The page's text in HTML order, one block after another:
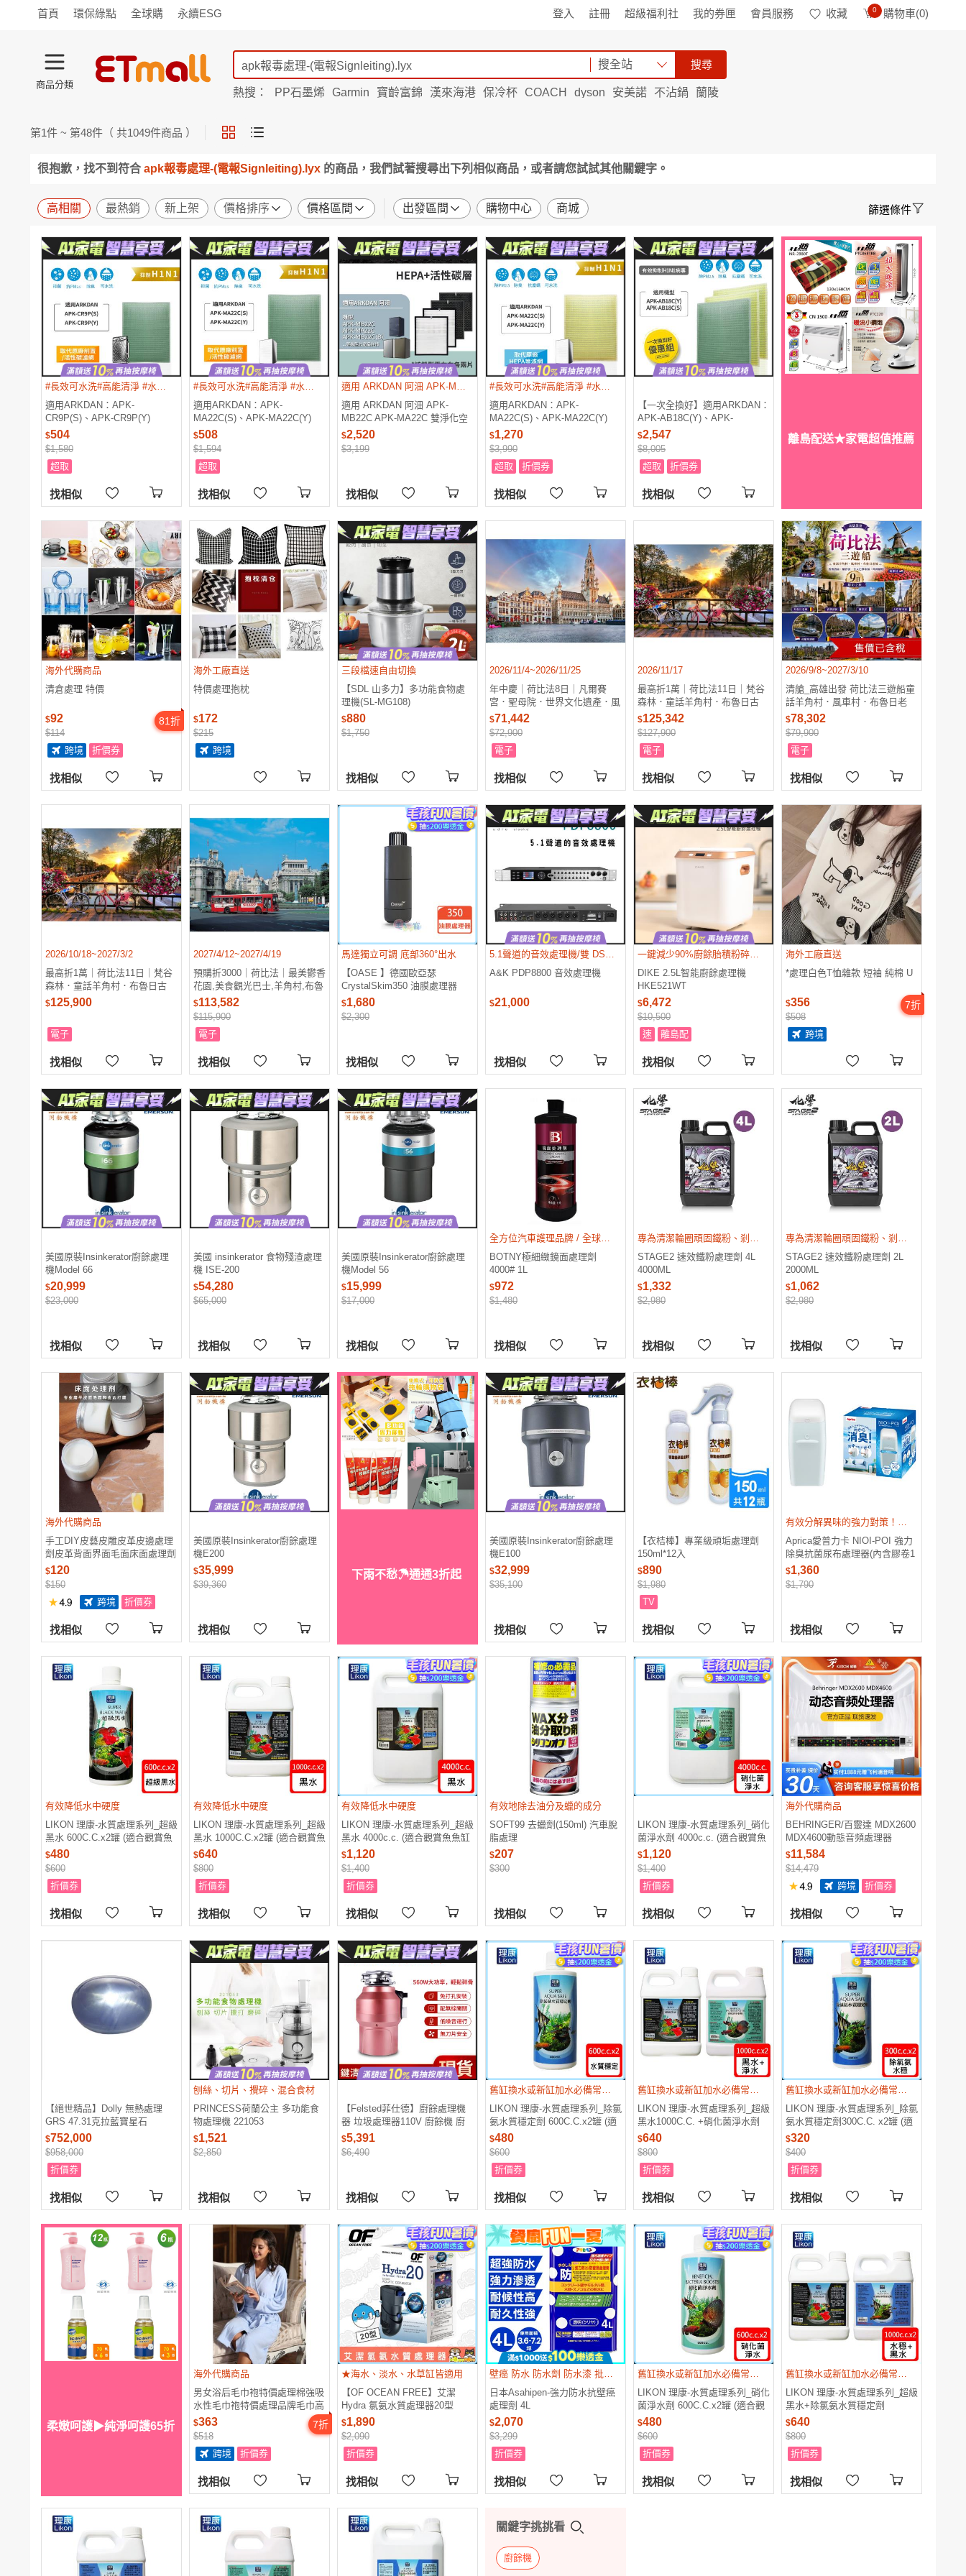
首頁 環保綠點 全球購 永續ESG 登入 註冊 超級福利社 我的券匣 會員服務 收藏 0 購物車(0)
商品分類
旅遊
寵物 男女鞋 襪
包配
日用
紙品 清潔
口腔
服飾
內衣 精品
珠寶
寢具
家具 收納
宗教
Apple
小米 手機平板
電視
廚房
電腦
週邊 電玩
保養
彩妝 美髮 香氛
搜全站 搜尋
熱搜： PP石墨烯 Garmin 寶齡富錦 漢來海港 保冷杯 COACH dyson 安美諾 不沾鍋 蘭陵
第1件 ~ 第48件（ 共1049件商品 ）
很抱歉，找不到符合 apk報毒處理-(電報Signleiting).lyx 的商品，我們試著搜尋出下列相似商品，或者請您試試其他關鍵字。
高相關 最熱銷 新上架 價格排序 價格區間 出發區間 購物中心 商城 篩選條件
#長效可水洗#高能清淨 #水洗環保 #耐久材
適用ARKDAN：APK-
CR9P(S)、APK-CR9P(Y)
【Original Life沅瑢】長效可水
洗★ 空氣清淨機濾網
$504
$1,580
超取
找相似
#長效可水洗#高能清淨 #水洗環保 #耐久材
適用ARKDAN：APK-
MA22C(S)、APK-MA22C(Y)
【Original Life 沅瑢】長效可水
洗★ 空氣清淨機濾網
$508
$1,594
超取
找相似
適用 ARKDAN 阿沺 APK-MB22C APK-MA22C 空氣清淨機 HEPA活性碳濾網
適用 ARKDAN 阿沺 APK-
MB22C APK-MA22C 雙淨化空
氣清淨機 HEPA+活性碳 濾網
濾芯 濾心
$2,520
$3,199
找相似
#長效可水洗#高能清淨 #水洗環保 #耐久材
適用ARKDAN：APK-
MA22C(S)、APK-MA22C(Y)
【Original Life 沅瑢】長效可水
洗★ 超淨化空氣清淨機濾網
$1,270
$3,990
超取
折價券
找相似
【一次全換好】適用ARKDAN：
APK-AB18C(Y)、APK-
AB18C(S)等長效可水洗★ 超淨
化空氣清淨機濾網
$2,547
$8,005
超取
折價券
找相似
離島配送★家電超值推薦
海外代購商品
清倉處理 特價
$92
$114
81折
跨境 折價券
找相似
海外工廠直送
特價處理抱枕
$172
$215
跨境
三段檔速自由切換
【SDL 山多力】多功能食物處
理機(SL-MG108)
$880
$1,750
找相似
2026/11/4~2026/11/25
年中慶｜荷比法8日｜凡爾賽
宮．聖母院．世界文化遺產．風
車村．運河遊船．時尚購物趣8
日｜高雄來回_26EU08APK2
$71,442
$72,900
電子
找相似
2026/11/17
最高折1萬｜荷比法11日｜梵谷
森林．童話羊角村．布魯日古
城．雙博物館．三遊船．美食觀
光巴士．一晚五星｜高雄來回
_26EU11APK2
$125,342
$127,900
電子
找相似
2026/9/8~2027/3/10
清艙_高雄出發 荷比法三遊船童
話羊角村．風車村．布魯日老
城．香檳酒區．羅浮宮．住大巴
黎市區．時尚購物9日
_26EU09APK1
$78,302
$79,900
電子
找相似
2026/10/18~2027/3/2
最高折1萬｜荷比法11日｜梵谷
森林．童話羊角村．布魯日古
城．雙博物館．三遊船．美食觀
雄來回_27EU11APK
$125,900
電子
找相似
2027/4/12~2027/4/19
預購折3000｜荷比法｜最美鬱香
花園,美食觀光巴士,羊角村,布魯
日古城,雙博物館,三遊船,巴黎市
區二晚11日｜高雄來回
_27EU11APK1
$113,582
$115,900
電子
找相似
馬達獨立可調 底部360°出水
【OASE 】德國歐亞瑟
CrystalSkim350 油膜處理器
$1,680
$2,300
找相似
5.1聲道的音效處理機/雙 DSP 數位類比處理技術/KTV包廂、會所、別墅、大客廳、婚宴、廟會
A&K PDP8800 音效處理機
$21,000
找相似
一鍵減少90%廚餘胎積粉碎研磨 高溫烘乾 高溫消毒 除臭抑菌一次完成
DIKE 2.5L智能廚餘處理機
HKE521WT
$6,472
$10,500
速
離島配
找相似
海外工廠直送
*處理白色T恤雜款 短袖 純棉 U
$356
$508
7折
跨境
美國原裝Insinkerator廚餘處理
機Model 66
$20,999
$23,000
找相似
美國 insinkerator 食物殘渣處理
機 ISE-200
$54,280
$65,000
找相似
美國原裝Insinkerator廚餘處理
機Model 56
$15,999
$17,000
找相似
全方位汽車護理品牌 / 全球知名品牌指定生產商
BOTNY極細緻鏡面處理劑
4000# 1L
$972
$1,480
找相似
專為清潔輪圈頑固鐵粉、剎車粉塵、油垢或其他道路污染源
STAGE2 速效鐵粉處理劑 4L
4000ML
$1,332
$2,980
找相似
專為清潔輪圈頑固鐵粉、剎車粉塵
STAGE2 速效鐵粉處理劑 2L
2000ML
$1,062
$2,980
找相似
海外代購商品
手工DIY皮藝皮雕皮革皮邊處理
劑皮革背面界面毛面床面處理劑
$120
$150
跨境
折價券
找相似
美國原裝Insinkerator廚餘處理
機E200
$35,999
$39,360
找相似
下雨不愁☂通通3折起
美國原裝Insinkerator廚餘處理
機E100
$32,999
$35,100
找相似
【衣桔棒】專業級頑垢處理劑
150ml*12入
$890
$1,980
TV
找相似
有效分解異味的強力對策！有效分解異味！居家常保清潔衛生！
Aprica愛普力卡 NIOI-POI 強力
除臭抗菌尿布處理器(內含膠卷1
入)
$1,360
$1,790
找相似
有效降低水中硬度
LIKON 理康-水質處理系列_超級
黑水 600C.C.x2罐 (適合觀賞魚
魚缸使用)
$480
$600
折價券
找相似
有效降低水中硬度
LIKON 理康-水質處理系列_超級
黑水 1000C.C.x2罐 (適合觀賞魚
魚缸使用)
$640
$800
折價券
找相似
有效降低水中硬度
LIKON 理康-水質處理系列_超級
黑水 4000c.c. (適合觀賞魚魚缸
使用)
$1,120
$1,400
折價券
找相似
有效地除去油分及蠟的成分
SOFT99 去蠟劑(150ml) 汽車脫
脂處理
$207
$300
找相似
LIKON 理康-水質處理系列_硝化
菌淨水劑 4000c.c. (適合觀賞魚
魚缸使用)
$1,120
$1,400
折價券
找相似
海外代購商品
BEHRINGER/百靈達 MDX2600
MDX4600動態音頻處理器
$11,584
$14,479
跨境
折價券
找相似
【絕世精品】Dolly 無熱處理
GRS 47.31克拉藍寶星石
$752,000
$958,000
折價券
找相似
刨絲、切片、攪碎、混合食材
PRINCESS荷蘭公主 多功能食
物處理機 221053
$1,521
$2,850
找相似
【Felsted菲仕德】廚餘處理機
器 垃圾處理器110V 廚餘機 廚
房垃圾粉碎機 大功率研磨機
$5,391
$6,490
找相似
舊缸換水或新缸加水必備常用品
LIKON 理康-水質處理系列_除氯
氨水質穩定劑 600C.C.x2罐 (適
合觀賞魚魚缸使用)
$480
$600
折價券
找相似
舊缸換水或新缸加水必備常用品
LIKON 理康-水質處理系列_超級
黑水1000C.C. +硝化菌淨水劑
1000C.C. (適合觀賞魚魚缸使用)
$640
$800
折價券
找相似
舊缸換水或新缸加水必備常用品
LIKON 理康-水質處理系列_除氯
氨水質穩定劑300C.C. x2罐 (適
合觀賞魚魚缸使用)
$320
$400
折價券
找相似
柔嫩呵護▶純淨呵護65折
海外代購商品
男女浴后毛巾袍特價處理棉強吸
水性毛巾袍特價處理品牌毛巾高
克重
$363
$518
7折
跨境 折價券
找相似
★海水、淡水、水草缸皆適用
【OF OCEAN FREE】艾潔
Hydra 氯氨水質處理器20型
(400L/H)
$1,890
$2,090
折價券
找相似
壁癌 防水 防水劑 防水漆 批土 補土 白華 油漆 水泥漆 乳膠漆
日本Asahipen-強力防水抗壁癌
處理劑 4L
$2,070
$3,299
折價券
找相似
舊缸換水或新缸加水必備常用品
LIKON 理康-水質處理系列_硝化
菌淨水劑 600C.C.x2罐 (適合觀
賞魚魚缸使用)
$480
$600
折價券
找相似
舊缸換水或新缸加水必備常用品
LIKON 理康-水質處理系列_超級
黑水+除氯氨水質穩定劑
1000C.C. (適合觀賞魚魚缸使用)
$640
$800
折價券
找相似
關鍵字挑挑看
廚餘機